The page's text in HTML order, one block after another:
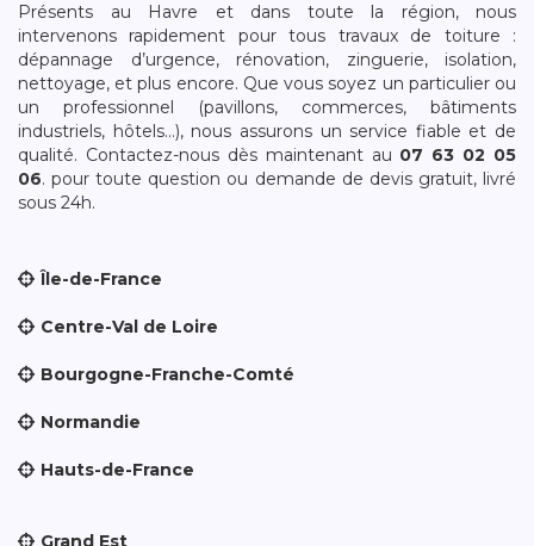
Présents au Havre et dans toute la région, nous
intervenons rapidement pour tous travaux de toiture :
dépannage d’urgence, rénovation, zinguerie, isolation,
nettoyage, et plus encore. Que vous soyez un particulier ou
un professionnel (pavillons, commerces, bâtiments
industriels, hôtels…), nous assurons un service fiable et de
qualité. Contactez-nous dès maintenant au 07 63 02 05
06. pour toute question ou demande de devis gratuit, livré
sous 24h.
Île-de-France
Centre-Val de Loire
Bourgogne-Franche-Comté
Normandie
Hauts-de-France